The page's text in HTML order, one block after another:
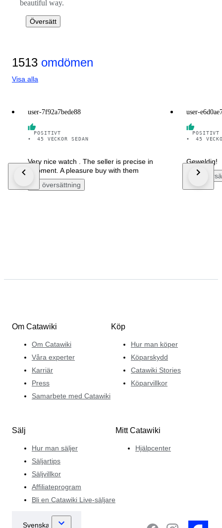
beautiful way.
Översätt
1513 omdömen
Visa alla
user-7f92a7bede88
POSITIVT
•
45 VECKOR SEDAN
Very nice watch . The seller is precise in
shipment. A pleasure buy with them
Se översättning
user-
POSITIVT
•
45
Geweldig!
Se
Om Catawiki
Om Catawiki
Våra experter
Karriär
Press
Samarbete med Catawiki
Köp
Hur man köper
Köparskydd
Catawiki Stories
Köparvillkor
Sälj
Hur man säljer
Säljartips
Säljvillkor
Affiliateprogram
Bli en Catawiki Live-säljare
Mitt Catawiki
Hjälpcenter